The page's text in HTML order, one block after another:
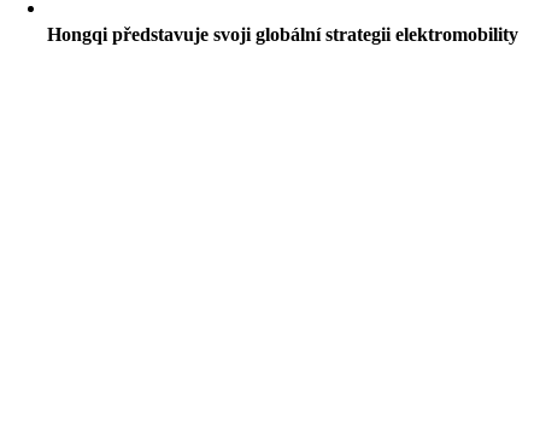
Hongqi představuje svoji globální strategii elektromobility